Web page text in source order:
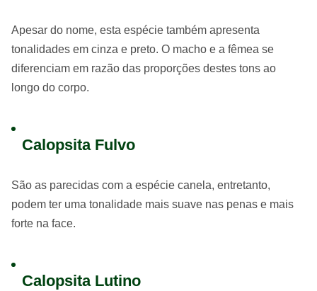
Apesar do nome, esta espécie também apresenta
tonalidades em cinza e preto. O macho e a fêmea se
diferenciam em razão das proporções destes tons ao
longo do corpo.
Calopsita Fulvo
São as parecidas com a espécie canela, entretanto,
podem ter uma tonalidade mais suave nas penas e mais
forte na face.
Calopsita Lutino